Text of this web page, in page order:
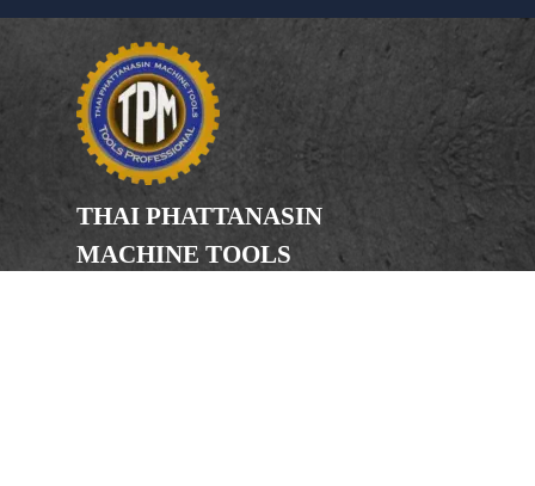
THAI PHATTANASIN
MACHINE TOOLS